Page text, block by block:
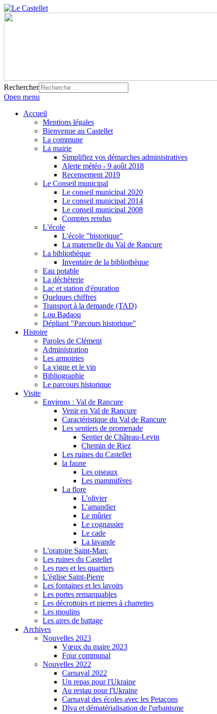
Rechercher
Open menu
Accueil
Mentions légales
Bienvenue au Castellet
La commune
La mairie
Simplifiez vos démarches administratives
Alerte météo - 9 août 2018
Recensement 2019
Le Conseil municipal
Le conseil municipal 2020
Le conseil municipal 2014
Le conseil municipal 2008
Comptes rendus
L'école
L'école "historique"
La maternelle du Val de Rancure
La bibliothèque
Inventaire de la bibliothèque
Eau potable
La déchèterie
Lac et station d'épuration
Quelques chiffres
Transport à la demande (TAD)
Lou Badaou
Dépliant "Parcours historique"
Histoire
Paroles de Clément
Administration
Les armoiries
La vigne et le vin
Bibliographie
Le parcours historique
Visite
Environs : Val de Rancure
Venir en Val de Rancure
Caractéristique du Val de Rancure
Les sentiers de promenade
Sentier de Château-Levin
Chemin de Riez
Les ruines du Castellet
la faune
Les oiseaux
Les mammifères
La flore
L'olivier
L'amandier
Le mûrier
Le cognassier
Le cade
La lavande
L'oratoire Saint-Marc
Les ruines du Castellet
Les rues et les quartiers
L'église Saint-Pierre
Les fontaines et les lavoirs
Les portes remarquables
Les décrottoirs et pierres à charrettes
Les moulins
Les aires de battage
Archives
Nouvelles 2023
Vœux du maire 2023
Four communal
Nouvelles 2022
Carnaval 2022
Un repas pour l'Ukraine
Au restau pour l'Ukraine
Carnaval des écoles avec les Petaçons
Dlva et dématérialisation de l'urbanisme